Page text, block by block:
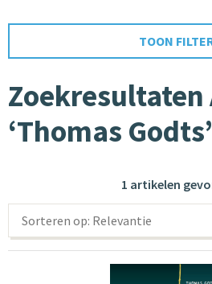
TOON
Zoekresultaten
‘Thomas Godts’
1 artikelen
Sorteren op: Relevantie